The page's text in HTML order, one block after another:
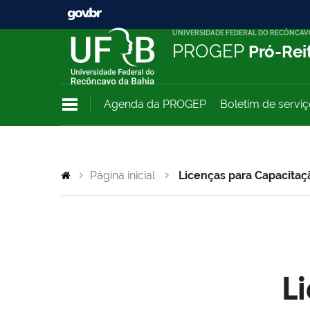
UNIVERSIDADE FEDERAL DO
PROGEP Pró-
Agenda da PROGEP Boletim de
Página inicial Licenças para